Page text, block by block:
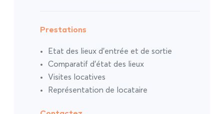
Prestations
Etat des lieux d’entrée et de sortie
Comparatif d’état des lieux
Visites locatives
Représentation de locataire